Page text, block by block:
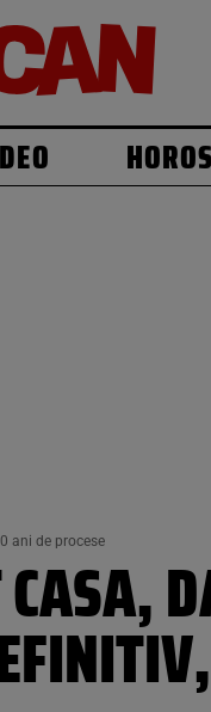
ani de procese